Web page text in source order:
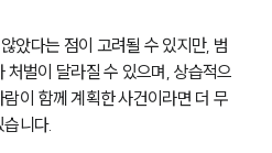
았다는 점이 고려될 수 있지만, 범
처벌이 달라질 수 있으며, 상습적으
이 함께 계획한 사건이라면 더 무
니다.